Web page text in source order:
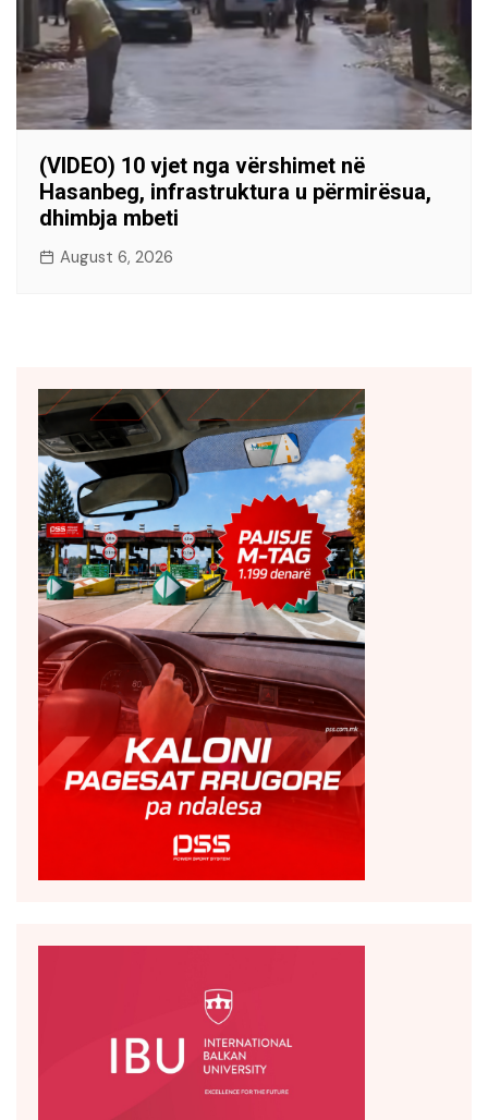
(VIDEO) 10 vjet nga vërshimet në
Hasanbeg, infrastruktura u përmirësua,
dhimbja mbeti
August 6, 2026